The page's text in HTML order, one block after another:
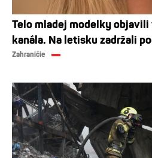
Telo mladej modelky
kanála. Na letisku zadržali
Zahraničie